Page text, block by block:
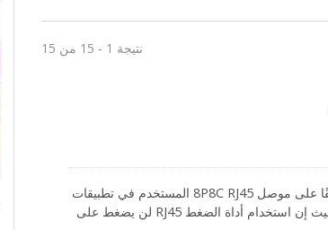
نتيجة 1 - 15 من 15
CRXCabling يمكن لأداة الضغط RJ45 أن توفر ضغطًا آمنًا ودقيقًا على موصل 8P8C RJ45 المستخدم في تطبيقات
الصوت والبيانات، وخاصةً لموصلات Cat.7A وCat7 وCat.6A، حيث إن استخدام أداة الضغط RJ45 لن يضغط على